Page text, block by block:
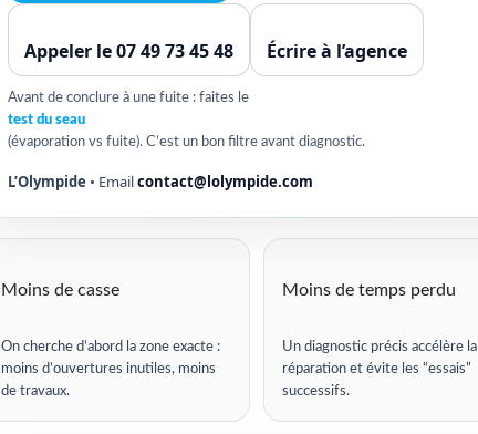
Appeler le 07 49 73 45 48 Écrire à l’agence
Avant de conclure à une fuite : faites le
test du seau
(évaporation vs fuite). C’est un bon filtre avant diagnostic.
L’Olympide • Emailcontact@lolympide.com
Moins de casse
On cherche d’abord la zone exacte :
moins d’ouvertures inutiles, moins
de travaux.
Moins de temps perdu
Un diagnostic précis accélère la
réparation et évite les “essais”
successifs.